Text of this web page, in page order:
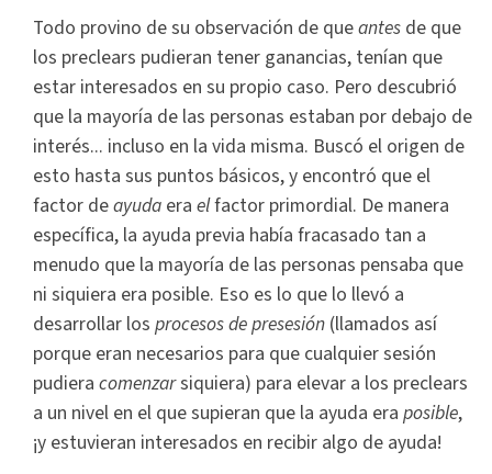
Todo provino de su observación de queantes de que
los preclears pudieran tener ganancias, tenían que
estar interesados en su propio caso. Pero descubrió
que la mayoría de las personas estaban por debajo de
interés... incluso en la vida misma. Buscó el origen de
esto hasta sus puntos básicos, y encontró que el
factor deayuda era elfactor primordial. De manera
específica, la ayuda previa había fracasado tan a
menudo que la mayoría de las personas pensaba que
ni siquiera era posible. Eso es lo que lo llevó a
desarrollar los procesos de presesión (llamados así
porque eran necesarios para que cualquier sesión
pudiera comenzarsiquiera) para elevar a los preclears
a un nivel en el que supieran que la ayuda era posible,
¡y estuvieran interesados en recibir algo de ayuda!